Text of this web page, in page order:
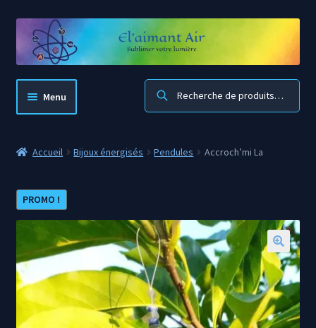
la
navigation
contenu
Recherche
Menu
Mon compte
Panier
Blog
Propriétés des minéraux
Accueil Bijoux énergisés Pendules Accroch’mi La
PROMO !
🔍